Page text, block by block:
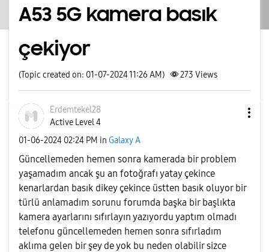
A53 5G kamera basık
çekiyor
(Topic created on: 01-07-2024 11:26 AM) 273 Views
Erdemtekel28
Active Level 4
‎01-06-2024 02:24 PM in Galaxy A
Güncellemeden hemen sonra kamerada bir problem
yaşamadım ancak şu an fotoğrafı yatay çekince
kenarlardan basık dikey çekince üstten basık oluyor bir
türlü anlamadım sorunu forumda başka bir başlıkta
kamera ayarlarını sıfırlayın yazıyordu yaptım olmadı
telefonu güncellemeden hemen sonra sıfırladım
aklıma gelen bir şey de yok bu neden olabilir sizce